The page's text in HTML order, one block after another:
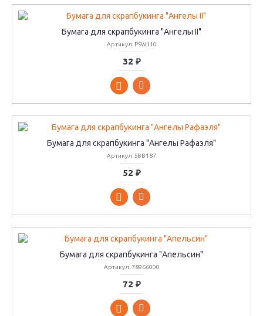
Бумага для скрапбукинга "Ангелы II"
Артикул: PSW110
32 ₽
Бумага для скрапбукинга "Ангелы Рафаэля"
Артикул: SBB187
52 ₽
Бумага для скрапбукинга "Апельсин"
Артикул: 78966000
72 ₽